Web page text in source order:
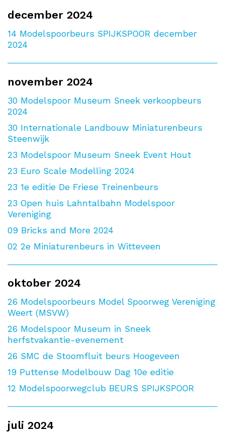
december 2024
14 Modelspoorbeurs SPIJKSPOOR december
2024
november 2024
30 Modelspoor Museum Sneek verkoopbeurs
2024
30 Internationale Landbouw Miniaturenbeurs
Steenwijk
23 Modelspoor Museum Sneek Event Hout
23 Euro Scale Modelling 2024
23 1e editie De Friese Treinenbeurs
23 Open huis Lahntalbahn Modelspoor
Vereniging
09 Bricks and More 2024
02 2e Miniaturenbeurs in Witteveen
oktober 2024
26 Modelspoorbeurs Model Spoorweg Vereniging
Weert (MSVW)
26 Modelspoor Museum in Sneek
herfstvakantie-evenement
26 SMC de Stoomfluit beurs Hoogeveen
19 Puttense Modelbouw Dag 10e editie
12 Modelspoorwegclub BEURS SPIJKSPOOR
juli 2024